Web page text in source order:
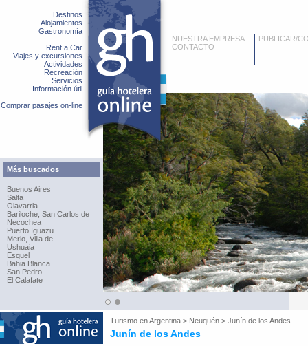
Destinos
Alojamientos
Gastronomía
Rent a Car
Viajes y excursiones
Actividades
Recreación
Servicios
Información útil
Comprar pasajes on-line
Más buscados
Buenos Aires
Salta
Olavarria
Bariloche, San Carlos de
Necochea
Puerto Iguazu
Merlo, Villa de
Ushuaia
Esquel
Bahia Blanca
San Pedro
El Calafate
NUESTRA EMPRESA
CONTACTO
PUBLICAR/
Turismo enArgentina > Neuquén > Junín de los Andes
Junín de los Andes